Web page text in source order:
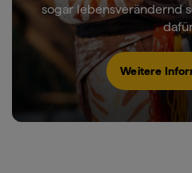
sogar lebensverändernd
Weitere